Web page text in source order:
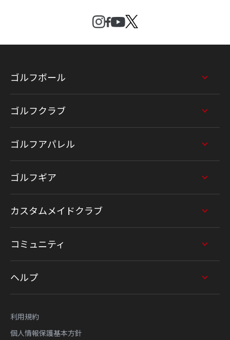
ゴルフボール
ゴルフクラブ
ゴルフアパレル
ゴルフギア
カスタムメイドクラブ
コミュニティ
ヘルプ
利用規約
個人情報保護基本方針